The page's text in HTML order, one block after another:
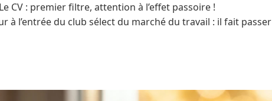
CV : premier filtre, attention à l’effet passoire !
à l’entrée du club sélect du marché du travail : il fait passer